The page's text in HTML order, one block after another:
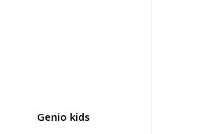
Genio kids